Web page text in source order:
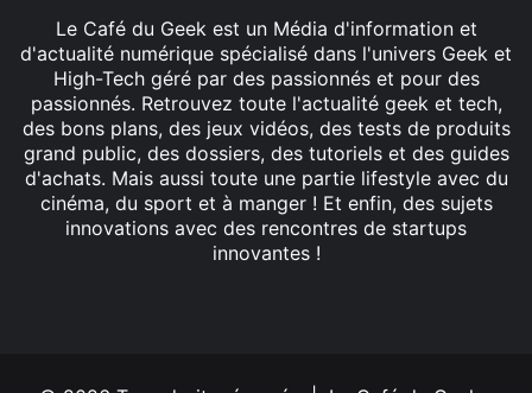
Le Café du Geek est un Média d'information et
d'actualité numérique spécialisé dans l'univers Geek et
High-Tech géré par des passionnés et pour des
passionnés. Retrouvez toute l'actualité geek et tech,
des bons plans, des jeux vidéos, des tests de produits
grand public, des dossiers, des tutoriels et des guides
d'achats. Mais aussi toute une partie lifestyle avec du
cinéma, du sport et à manger ! Et enfin, des sujets
innovations avec des rencontres de startups
innovantes !